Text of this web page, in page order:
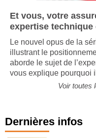
Et vous, votre
expertise
Le nouvel opus de la
illustrant le
aborde le sujet de
vous explique pourquoi
Voir toutes
Dernières infos